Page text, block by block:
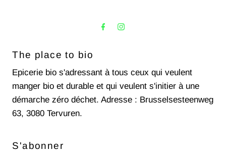
The place to bio
Epicerie bio s'adressant à tous ceux qui veulent
manger bio et durable et qui veulent s'initier à une
démarche zéro déchet. Adresse : Brusselsesteenweg
63, 3080 Tervuren.
S'abonner